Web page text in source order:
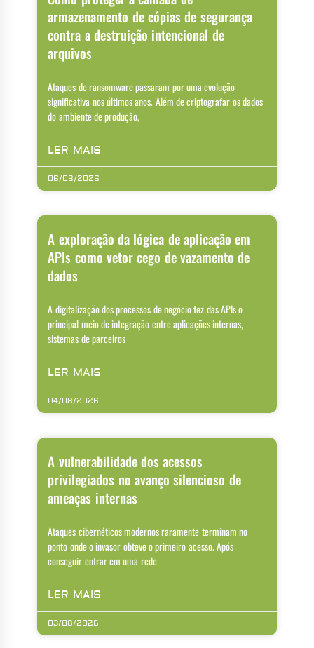
armazenamento de cópias de segurança
contra a destruição intencional de
arquivos
Ataques de ransomware passaram por uma evolução
significativa nos últimos anos. Além de criptografar os dados
do ambiente de produção,
LER MAIS
06/08/2026
A exploração da lógica de aplicação em
APIs como vetor cego de vazamento de
dados
A digitalização dos processos de negócio fez das APIs o
principal meio de integração entre aplicações internas,
sistemas de parceiros
LER MAIS
04/08/2026
A vulnerabilidade dos acessos
privilegiados no avanço silencioso de
ameaças internas
Ataques cibernéticos modernos raramente terminam no
ponto onde o invasor obteve o primeiro acesso. Após
conseguir entrar em uma rede
LER MAIS
03/08/2026